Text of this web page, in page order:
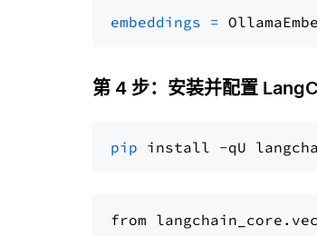
embeddings =
第 4 步：安装并配置
pip
from